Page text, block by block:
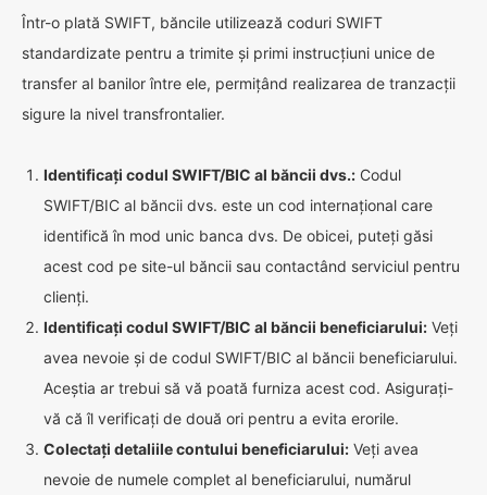
Într-o plată SWIFT, băncile utilizează coduri SWIFT
standardizate pentru a trimite și primi instrucțiuni unice de
transfer al banilor între ele, permițând realizarea de tranzacții
sigure la nivel transfrontalier.
Identificați codul SWIFT/BIC al băncii dvs.: Codul
SWIFT/BIC al băncii dvs. este un cod internațional care
identifică în mod unic banca dvs. De obicei, puteți găsi
acest cod pe site-ul băncii sau contactând serviciul pentru
clienți.
Identificați codul SWIFT/BIC al băncii beneficiarului: Veți
avea nevoie și de codul SWIFT/BIC al băncii beneficiarului.
Aceștia ar trebui să vă poată furniza acest cod. Asigurați-
vă că îl verificați de două ori pentru a evita erorile.
Colectați detaliile contului beneficiarului: Veți avea
nevoie de numele complet al beneficiarului, numărul